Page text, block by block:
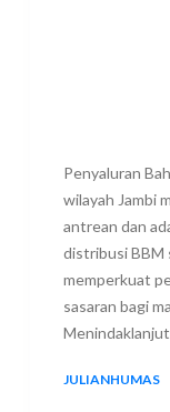
Penyaluran
wilayah Jambi
antrean dan
distribusi BBM
memperkuat
sasaran bagi
JULIANHUMAS